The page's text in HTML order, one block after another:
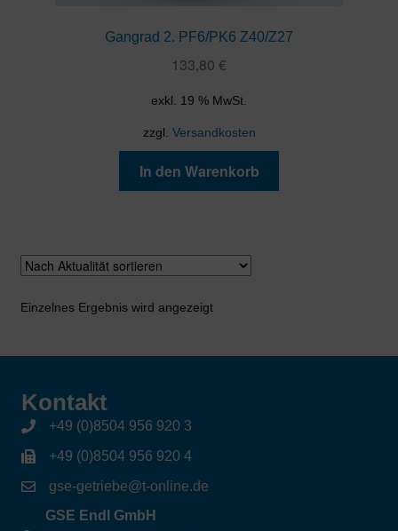
Gangrad 2. PF6/PK6 Z40/Z27
133,80 €
exkl. 19 % MwSt.
zzgl. Versandkosten
In den Warenkorb
Einzelnes Ergebnis wird angezeigt
Kontakt
+49 (0)8504 956 920 3
+49 (0)8504 956 920 4
gse-getriebe@t-online.de
GSE Endl GmbH